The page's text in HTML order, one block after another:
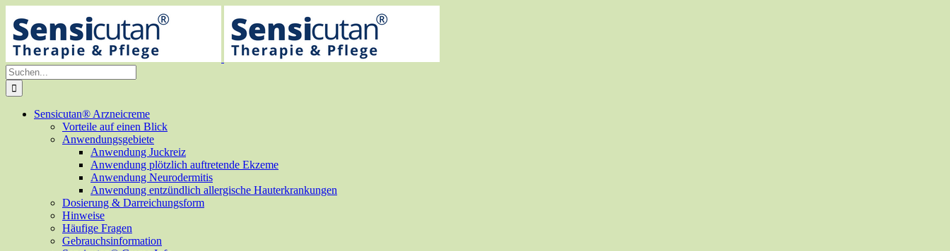
Inhalt
springen
Suche
nach:
Sensicutan® Arzneicreme
Vorteile auf einen Blick
Anwendungsgebiete
Anwendung Juckreiz
Anwendung plötzlich auftretende Ekzeme
Anwendung Neurodermitis
Anwendung entzündlich allergische Hauterkrankungen
Dosierung & Darreichungsform
Hinweise
Häufige Fragen
Gebrauchsinformation